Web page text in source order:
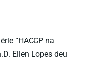
“HACCP na
Ellen Lopes deu